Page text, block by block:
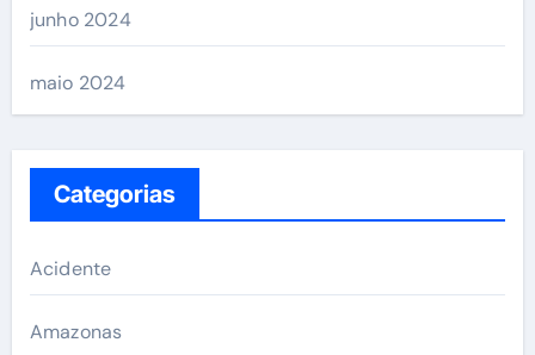
junho 2024
maio 2024
Categorias
Acidente
Amazonas